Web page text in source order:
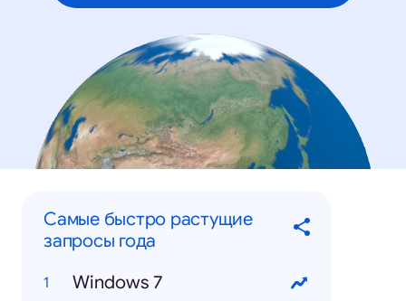
Самые быстро растущие
запросы года
Windows 7